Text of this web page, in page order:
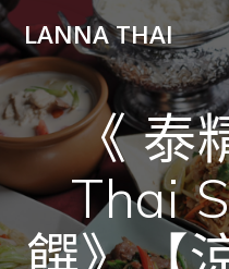
LANNA THAI
《 泰
Thai